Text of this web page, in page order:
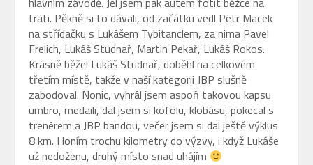
trati. Pěkně si to dávali, od začátku vedl Petr Macek
na střídačku s Lukášem Tybitanclem, za nima Pavel
Frelich, Lukáš Studnař, Martin Pekař, Lukáš Rokos.
Krásně běžel Lukáš Studnař, doběhl na celkovém
třetím místě, takže v naší kategorii JBP slušně
zabodoval. Nonic, vyhrál jsem aspoň takovou kapsu
umbro, medaili, dal jsem si kofolu, klobásu, pokecal s
trenérem a JBP bandou, večer jsem si dal ještě výklus
8 km. Honím trochu kilometry do výzvy, i když Lukáše
už nedoženu, druhý místo snad uhájím